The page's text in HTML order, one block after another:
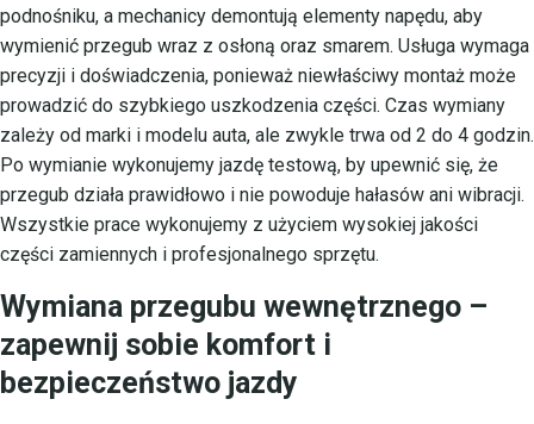
podnośniku, a mechanicy demontują elementy napędu, aby
wymienić przegub wraz z osłoną oraz smarem. Usługa wymaga
precyzji i doświadczenia, ponieważ niewłaściwy montaż może
prowadzić do szybkiego uszkodzenia części. Czas wymiany
zależy od marki i modelu auta, ale zwykle trwa od 2 do 4 godzin.
Po wymianie wykonujemy jazdę testową, by upewnić się, że
przegub działa prawidłowo i nie powoduje hałasów ani wibracji.
Wszystkie prace wykonujemy z użyciem wysokiej jakości
części zamiennych i profesjonalnego sprzętu.
Wymiana przegubu wewnętrznego –
zapewnij sobie komfort i
bezpieczeństwo jazdy